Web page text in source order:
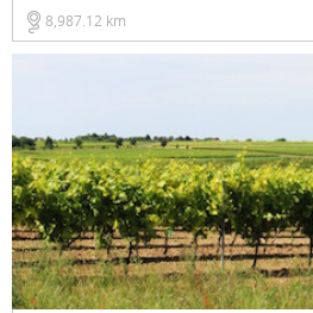
8,987.12 km